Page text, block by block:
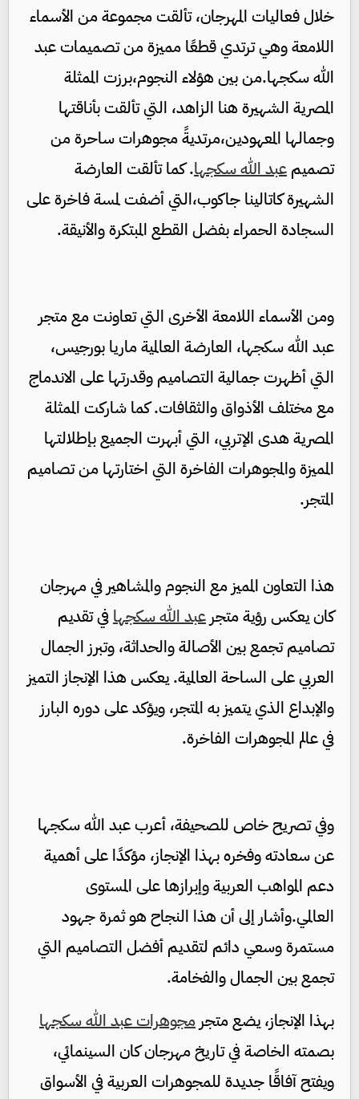
خلال فعاليات المهرجان، تألقت مجموعة من الأسماء
اللامعة وهي ترتدي قطعًا مميزة من تصميمات عبد
الله سكجها.من بين هؤلاء النجوم،برزت الممثلة
المصرية الشهيرة هنا الزاهد، التي تألقت بأناقتها
وجمالها المعهودين،مرتديةً مجوهرات ساحرة من
تصميم عبد الله سكجها.كما تألقت العارضة
الشهيرة كاتالينا جاكوب،التي أضفت لمسة فاخرة على
السجادة الحمراء بفضل القطع المبتكرة والأنيقة.
ومن الأسماء اللامعة الأخرى التي تعاونت مع متجر
عبد الله سكجها، العارضة العالمية ماريا بورجيس،
التي أظهرت جمالية التصاميم وقدرتها على الاندماج
مع مختلف الأذواق والثقافات.كما شاركت الممثلة
المصرية هدى الإتربي، التي أبهرت الجميع بإطلالتها
المميزة والمجوهرات الفاخرة التي اختارتها من تصاميم
المتجر.
هذا التعاون المميز مع النجوم والمشاهير في مهرجان
كان يعكس رؤية متجر عبد الله سكجهافي تقديم
تصاميم تجمع بين الأصالة والحداثة، وتبرز الجمال
العربي على الساحة العالمية.يعكس هذا الإنجاز التميز
والإبداع الذي يتميز به المتجر، ويؤكد على دوره البارز
في عالم المجوهرات الفاخرة.
وفي تصريح خاص للصحيفة، أعرب عبد الله سكجها
عن سعادته وفخره بهذا الإنجاز، مؤكدًا على أهمية
دعم المواهب العربية وإبرازها على المستوى
العالمي.وأشار إلى أن هذا النجاح هو ثمرة جهود
مستمرة وسعي دائم لتقديم أفضل التصاميم التي
تجمع بين الجمال والفخامة.
بهذا الإنجاز، يضع متجر مجوهرات عبد الله سكجها
بصمته الخاصة في تاريخ مهرجان كان السينمائي،
ويفتح آفاقًا جديدة للمجوهرات العربية في الأسواق